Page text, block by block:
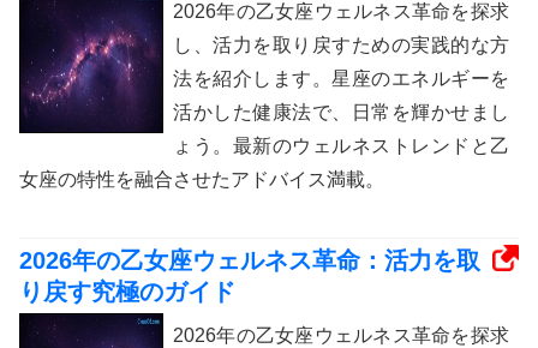
2026年の乙女座ウェルネス革命を探求
し、活力を取り戻すための実践的な方
法を紹介します。星座のエネルギーを
活かした健康法で、日常を輝かせまし
ょう。最新のウェルネストレンドと乙
女座の特性を融合させたアドバイス満載。
2026年の乙女座ウェルネス革命：活力を取
り戻す究極のガイド
2026年の乙女座ウェルネス革命を探求